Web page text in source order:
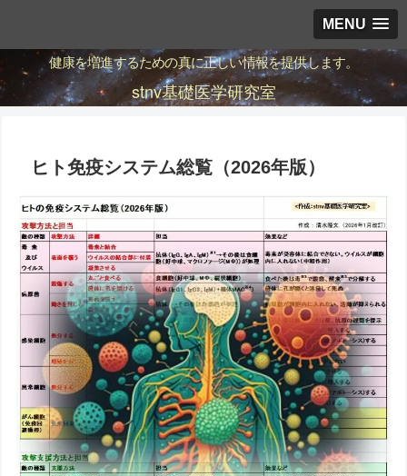
MENU
健康を増進するための真に正しい情報を提供します。
stnv基礎医学研究室
ヒト免疫システム総覧（2026年版）